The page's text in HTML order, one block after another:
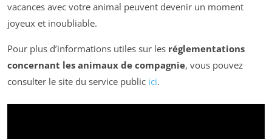
vacances avec votre animal peuvent devenir un moment
joyeux et inoubliable.
Pour plus d’informations utiles sur les réglementations
concernant les animaux de compagnie, vous pouvez
consulter le site du service public ici.